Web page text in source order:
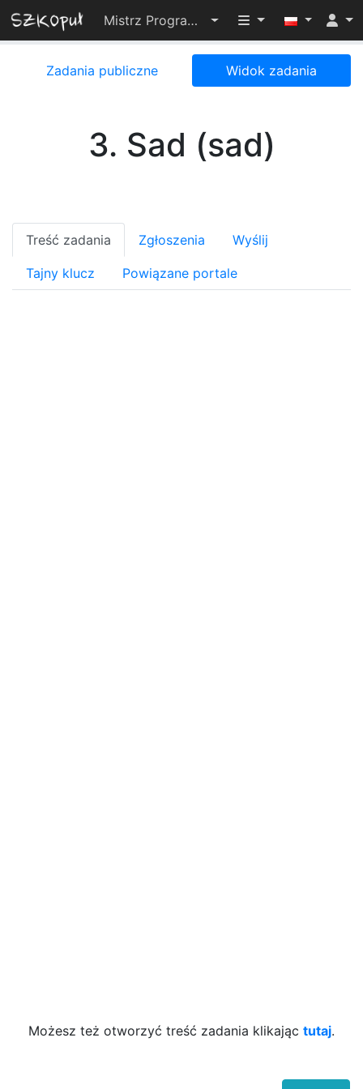
Mistrz Programowania 2024 Przełącz
Zadania publiczne Widok zadania
3. Sad (sad)
Treść zadania Zgłoszenia Wyślij
Tajny klucz Powiązane portale
Możesz też otworzyć treść zadania klikając tutaj.